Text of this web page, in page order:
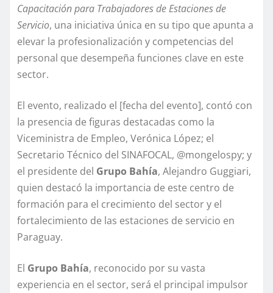
Capacitación para Trabajadores de Estaciones de
Servicio, una iniciativa única en su tipo que apunta a
elevar la profesionalización y competencias del
personal que desempeña funciones clave en este
sector.
El evento, realizado el [fecha del evento], contó con
la presencia de figuras destacadas como la
Viceministra de Empleo, Verónica López; el
Secretario Técnico del SINAFOCAL, @mongelospy; y
el presidente del Grupo Bahía, Alejandro Guggiari,
quien destacó la importancia de este centro de
formación para el crecimiento del sector y el
fortalecimiento de las estaciones de servicio en
Paraguay.
El Grupo Bahía, reconocido por su vasta
experiencia en el sector, será el principal impulsor